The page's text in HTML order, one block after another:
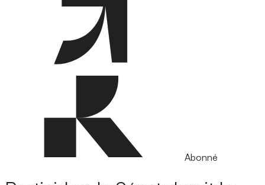
Abonné